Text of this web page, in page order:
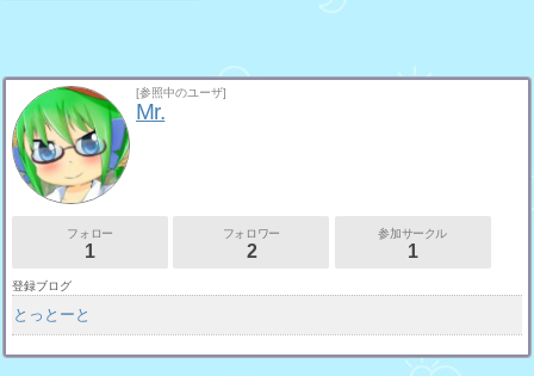
[参照中のユーザ]
Mr.
フォロー
1
フォロワー
2
参加サークル
1
登録ブログ
とっとーと